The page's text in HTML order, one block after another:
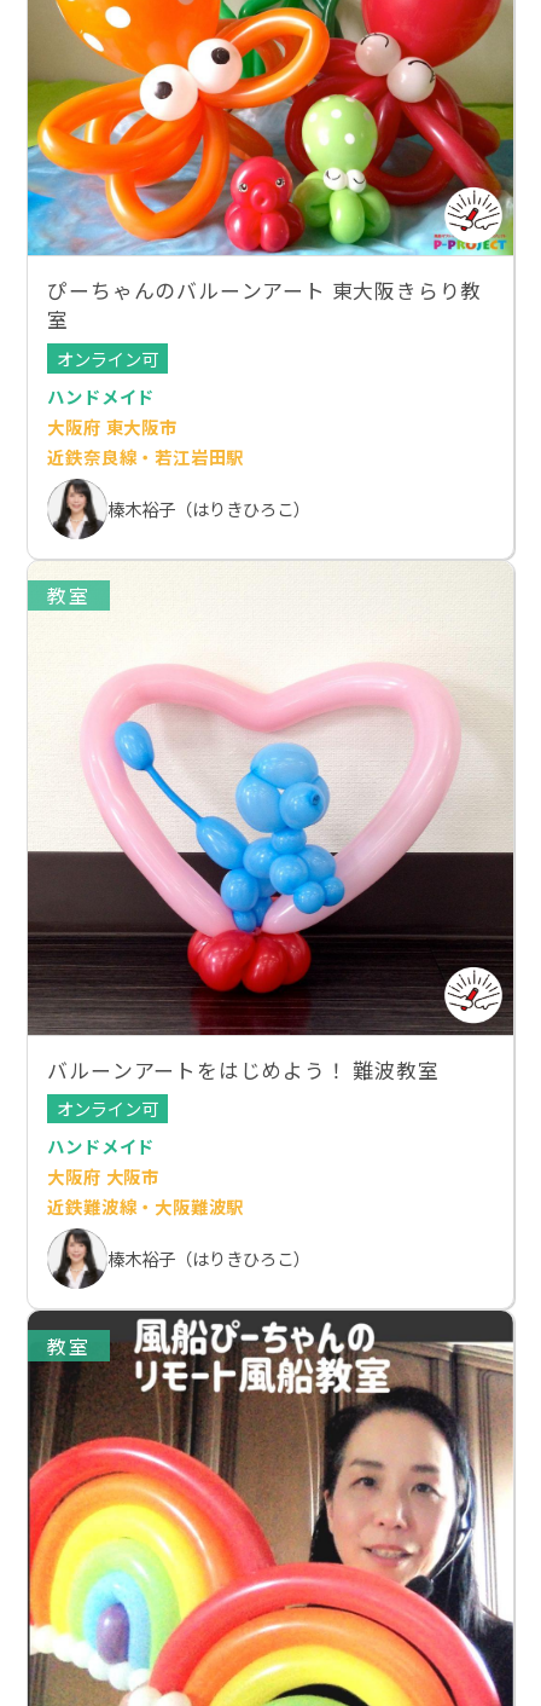
ぴーちゃんのバルーンアート 東大阪きらり教
室
オンライン可
ハンドメイド
大阪府 東大阪市
近鉄奈良線・若江岩田駅
榛木裕子（はりきひろこ）
教室
バルーンアートをはじめよう！ 難波教室
オンライン可
ハンドメイド
大阪府 大阪市
近鉄難波線・大阪難波駅
榛木裕子（はりきひろこ）
教室